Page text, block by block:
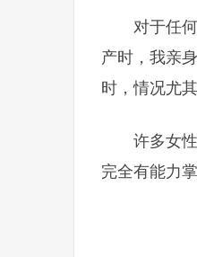
对于任
产时，我亲
时，情况尤其
许多女
完全有能力